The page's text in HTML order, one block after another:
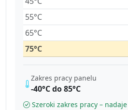
55°C
65°C
75°C
Zakres pracy panelu
-40°C do 85°C
Szeroki zakres pracy –